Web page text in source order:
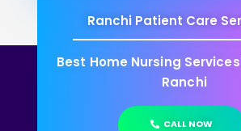
Ranchi Patient Care
Best Home Nursing
Ranchi
CALL NOW